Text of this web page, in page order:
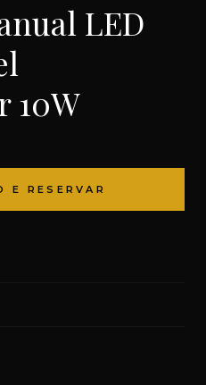
LED
10W
E RESERVAR